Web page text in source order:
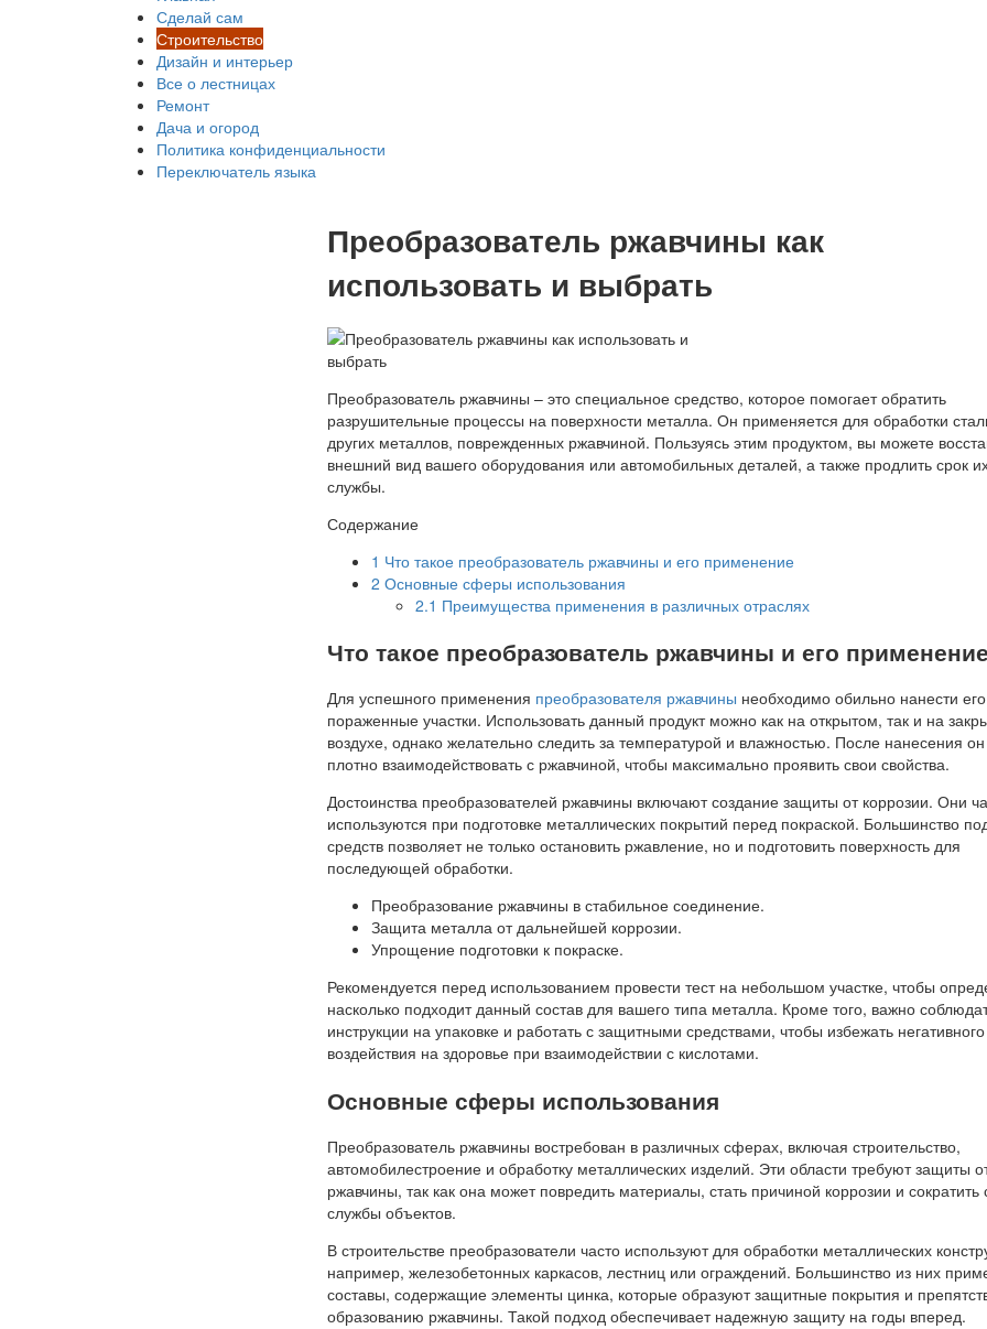
Сделай сам
Строительство
Дизайн и интерьер
Все о лестницах
Ремонт
Дача и огород
Политика конфиденциальности
Переключатель языка
Преобразователь ржавчины как
использовать и выбрать
Преобразователь ржавчины – это специальное средство, которое помогает обратить
разрушительные процессы на поверхности металла. Он применяется для обработки
других металлов, поврежденных ржавчиной. Пользуясь этим продуктом, вы можете
внешний вид вашего оборудования или автомобильных деталей, а также продлить срок
службы.
Содержание
1 Что такое преобразователь ржавчины и его применение
2 Основные сферы использования
2.1 Преимущества применения в различных отраслях
Что такое преобразователь ржавчины и его применение
Для успешного применения преобразователя ржавчины необходимо обильно нанести
пораженные участки. Использовать данный продукт можно как на открытом, так и на
воздухе, однако желательно следить за температурой и влажностью. После нанесения
плотно взаимодействовать с ржавчиной, чтобы максимально проявить свои свойства.
Достоинства преобразователей ржавчины включают создание защиты от коррозии. Они
используются при подготовке металлических покрытий перед покраской. Большинство
средств позволяет не только остановить ржавление, но и подготовить поверхность для
последующей обработки.
Преобразование ржавчины в стабильное соединение.
Защита металла от дальнейшей коррозии.
Упрощение подготовки к покраске.
Рекомендуется перед использованием провести тест на небольшом участке, чтобы
насколько подходит данный состав для вашего типа металла. Кроме того, важно
инструкции на упаковке и работать с защитными средствами, чтобы избежать негативного
воздействия на здоровье при взаимодействии с кислотами.
Основные сферы использования
Преобразователь ржавчины востребован в различных сферах, включая строительство,
автомобилестроение и обработку металлических изделий. Эти области требуют защиты
ржавчины, так как она может повредить материалы, стать причиной коррозии и сократить
службы объектов.
В строительстве преобразователи часто используют для обработки металлических
например, железобетонных каркасов, лестниц или ограждений. Большинство из них
составы, содержащие элементы цинка, которые образуют защитные покрытия и
образованию ржавчины. Такой подход обеспечивает надежную защиту на годы вперед.